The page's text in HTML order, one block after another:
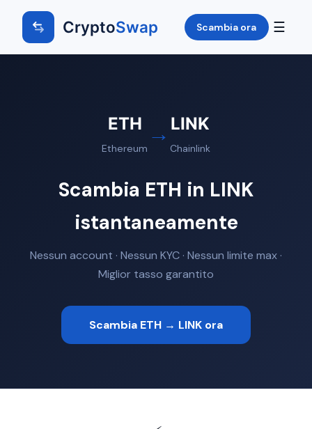
CryptoSwap Scambia ora ☰
ETH
Ethereum
→ LINK
Chainlink
Scambia ETH in LINK
istantaneamente
Nessun account · Nessun KYC · Nessun limite max ·
Miglior tasso garantito
Scambia ETH → LINK ora